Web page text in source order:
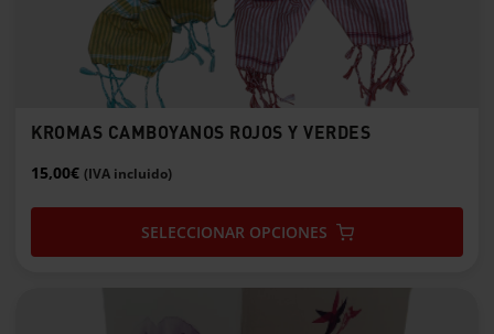
KROMAS CAMBOYANOS ROJOS Y VERDES
15,00€ (IVA incluido)
SELECCIONAR OPCIONES